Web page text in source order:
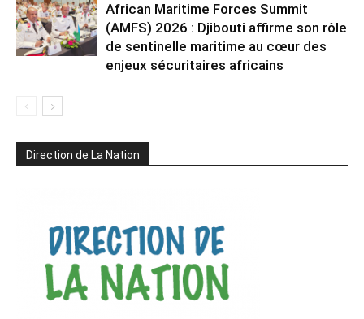
African Maritime Forces Summit
(AMFS) 2026 : Djibouti affirme son rôle
de sentinelle maritime au cœur des
enjeux sécuritaires africains
Direction de La Nation